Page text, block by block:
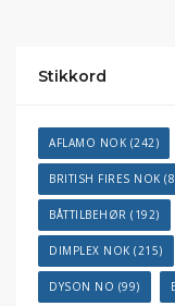
Stikkord
AFLAMO NOK (242)
BRITISH FIRES NOK
BÅTTILBEHØR (192)
DIMPLEX NOK (215)
DYSON NO (99)